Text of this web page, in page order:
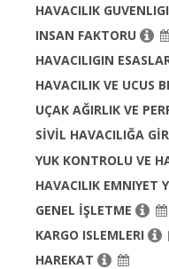
HAVACILIK GUVENLIGI
INSAN FAKTORU
HAVACILIGIN
HAVACILIK VE UCUS
UÇAK AĞIRLIK VE
SİVİL HAVACILIĞA
YUK KONTROLU VE
HAVACILIK EMNIYET
GENEL İŞLETME
KARGO ISLEMLERI
HAREKAT